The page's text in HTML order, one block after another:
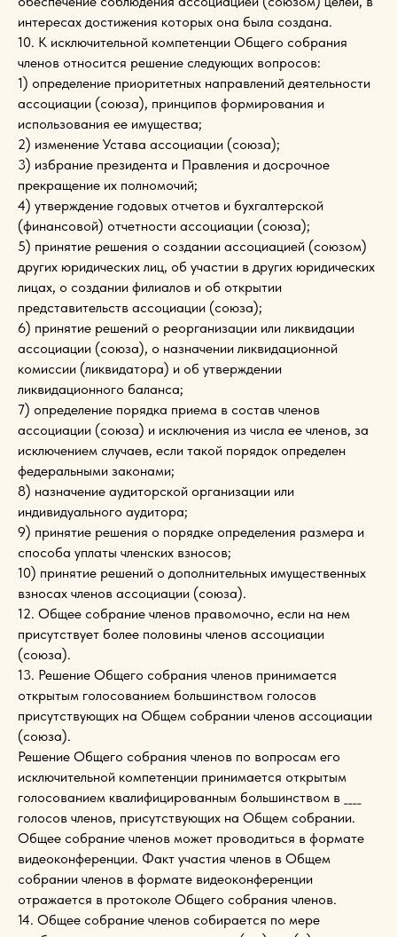
интересах достижения которых она была создана.
10. К исключительной компетенции Общего собрания
членов относится решение следующих вопросов:
1) определение приоритетных направлений деятельности
ассоциации (союза), принципов формирования и
использования ее имущества;
2) изменение Устава ассоциации (союза);
3) избрание президента и Правления и досрочное
прекращение их полномочий;
4) утверждение годовых отчетов и бухгалтерской
(финансовой) отчетности ассоциации (союза);
5) принятие решения о создании ассоциацией (союзом)
других юридических лиц, об участии в других юридических
лицах, о создании филиалов и об открытии
представительств ассоциации (союза);
6) принятие решений о реорганизации или ликвидации
ассоциации (союза), о назначении ликвидационной
комиссии (ликвидатора) и об утверждении
ликвидационного баланса;
7) определение порядка приема в состав членов
ассоциации (союза) и исключения из числа ее членов, за
исключением случаев, если такой порядок определен
федеральными законами;
8) назначение аудиторской организации или
индивидуального аудитора;
9) принятие решения о порядке определения размера и
способа уплаты членских взносов;
10) принятие решений о дополнительных имущественных
взносах членов ассоциации (союза).
12. Общее собрание членов правомочно, если на нем
присутствует более половины членов ассоциации
(союза).
13. Решение Общего собрания членов принимается
открытым голосованием большинством голосов
присутствующих на Общем собрании членов ассоциации
(союза).
Решение Общего собрания членов по вопросам его
исключительной компетенции принимается открытым
голосованием квалифицированным большинством в ____
голосов членов, присутствующих на Общем собрании.
Общее собрание членов может проводиться в формате
видеоконференции. Факт участия членов в Общем
собрании членов в формате видеоконференции
отражается в протоколе Общего собрания членов.
14. Общее собрание членов собирается по мере